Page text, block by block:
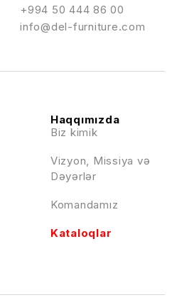
+994 50 444 86 00
info@del-furniture.com
Haqqımızda
Biz kimik
Vizyon, Missiya və
Dəyərlər
Komandamız
Kataloqlar